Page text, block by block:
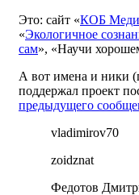
Это: сайт «КОБ
«Экологичное
сам», «Научи
А вот имена и ники
поддержал проект
предыдущего
vladimirov70
zoidznat
Федотов